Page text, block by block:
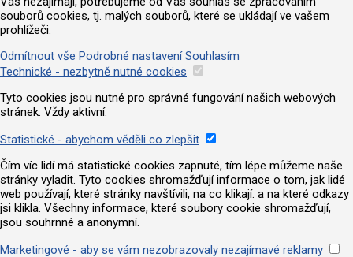
souborů cookies, tj. malých souborů, které se ukládají ve vašem
prohlížeči.
Odmítnout vše Podrobné nastavení Souhlasím
Technické - nezbytně nutné cookies
Tyto cookies jsou nutné pro správné fungování našich webových
stránek. Vždy aktivní.
Statistické - abychom věděli co zlepšit
Čím víc lidí má statistické cookies zapnuté, tím lépe můžeme naše
stránky vyladit. Tyto cookies shromažďují informace o tom, jak lidé
web používají, které stránky navštívili, na co klikají. a na které odkazy
jsi klikla. Všechny informace, které soubory cookie shromažďují,
jsou souhrnné a anonymní.
Marketingové - aby se vám nezobrazovaly nezajímavé reklamy